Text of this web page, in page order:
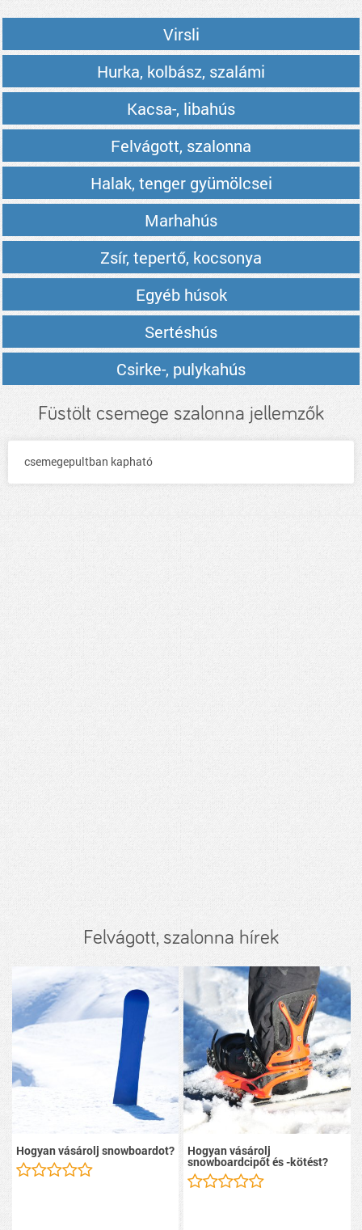
Virsli
Hurka, kolbász, szalámi
Kacsa-, libahús
Felvágott, szalonna
Halak, tenger gyümölcsei
Marhahús
Zsír, tepertő, kocsonya
Egyéb húsok
Sertéshús
Csirke-, pulykahús
Füstölt csemege szalonna jellemzők
csemegepultban kapható
Felvágott, szalonna hírek
Hogyan vásárolj snowboardot? Hogyan vásárolj
snowboardcipőt és -kötést?